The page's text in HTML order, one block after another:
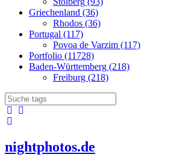
Griechenland (36)
Rhodos (36)
Portugal (117)
Povoa de Varzim (117)
Portfolio (11728)
Baden-Württemberg (218)
Freiburg (218)
nightphotos.de